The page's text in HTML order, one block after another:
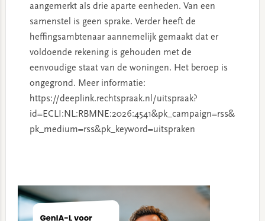
aangemerkt als drie aparte eenheden. Van een
samenstel is geen sprake. Verder heeft de
heffingsambtenaar aannemelijk gemaakt dat er
voldoende rekening is gehouden met de
eenvoudige staat van de woningen. Het beroep is
ongegrond. Meer informatie:
https://deeplink.rechtspraak.nl/uitspraak?
id=ECLI:NL:RBMNE:2026:4541&pk_campaign=rss&
pk_medium=rss&pk_keyword=uitspraken
Sidebar